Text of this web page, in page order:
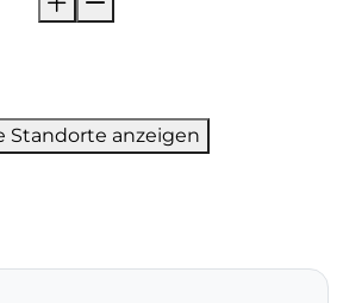
Standorte anzeigen